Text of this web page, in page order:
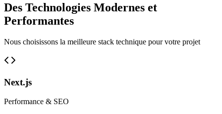
Des Technologies Modernes et
Performantes
Nous choisissons la meilleure stack technique pour votre projet
Next.js
Performance & SEO